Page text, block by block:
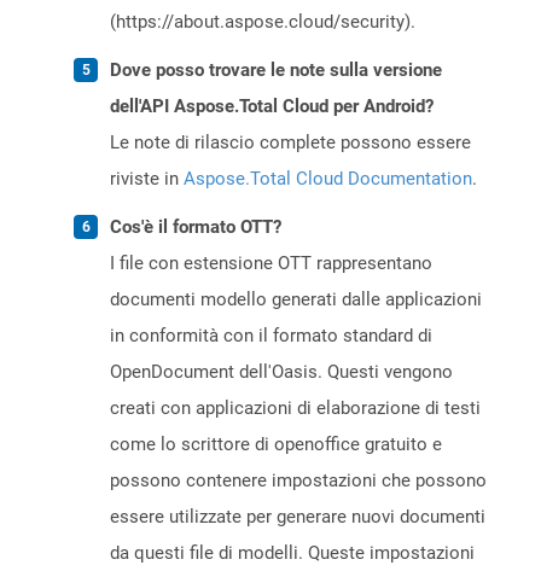
(https://about.aspose.cloud/security).
Dove posso trovare le note sulla versione
dell'API Aspose.Total Cloud per Android?
Le note di rilascio complete possono essere
riviste in Aspose.Total Cloud Documentation.
Cos'è il formato OTT?
I file con estensione OTT rappresentano
documenti modello generati dalle applicazioni
in conformità con il formato standard di
OpenDocument dell'Oasis. Questi vengono
creati con applicazioni di elaborazione di testi
come lo scrittore di openoffice gratuito e
possono contenere impostazioni che possono
essere utilizzate per generare nuovi documenti
da questi file di modelli. Queste impostazioni